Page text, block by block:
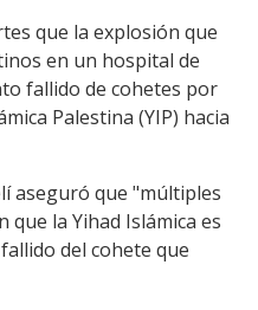
que la explosión que
en un hospital de
fallido de cohetes por
Palestina (YIP) hacia
aseguró que "múltiples
la Yihad Islámica es
del cohete que